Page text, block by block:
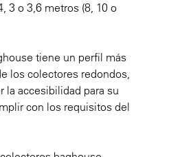
3 o 3,6 metros (8, 10 o
tiene un perfil más
los colectores redondos,
la accesibilidad para su
con los requisitos del